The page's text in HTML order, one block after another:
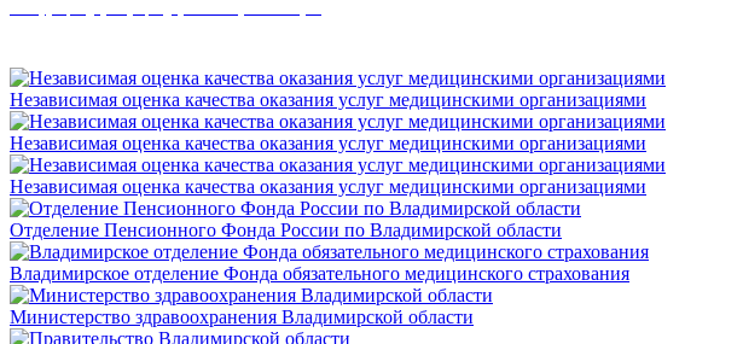
Независимая оценка качества оказания услуг медицинскими организациями
Независимая оценка качества оказания услуг медицинскими организациями
Независимая оценка качества оказания услуг медицинскими организациями
Отделение Пенсионного Фонда России по Владимирской области
Владимирское отделение Фонда обязательного медицинского страхования
Министерство здравоохранения Владимирской области